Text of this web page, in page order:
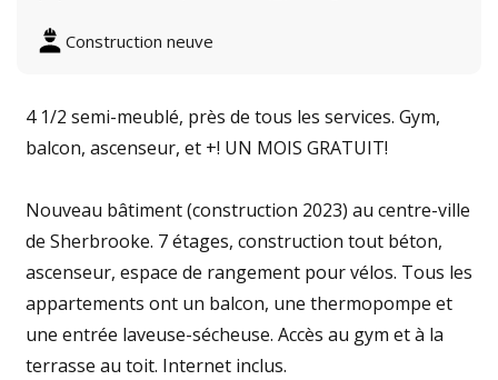
Construction neuve
4 1/2 semi-meublé, près de tous les services. Gym,
balcon, ascenseur, et +! UN MOIS GRATUIT!
Nouveau bâtiment (construction 2023) au centre-ville
de Sherbrooke. 7 étages, construction tout béton,
ascenseur, espace de rangement pour vélos. Tous les
appartements ont un balcon, une thermopompe et
une entrée laveuse-sécheuse. Accès au gym et à la
terrasse au toit. Internet inclus.